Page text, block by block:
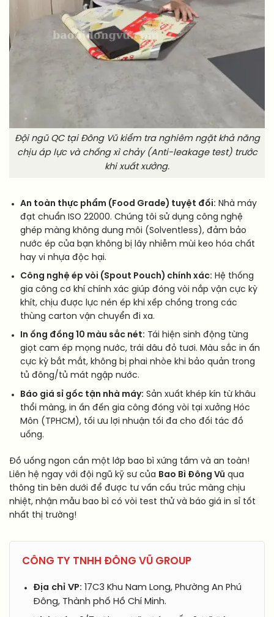
Đội ngũ QC tại Đông Vũ kiểm tra nghiêm ngặt khả năng
chịu áp lực và chống xì chảy (Anti-leakage test) trước
khi xuất xưởng.
An toàn thực phẩm (Food Grade) tuyệt đối: Nhà máy
đạt chuẩn ISO 22000. Chúng tôi sử dụng công nghệ
ghép màng không dung môi (Solventless), đảm bảo
nước ép của bạn không bị lây nhiễm mùi keo hóa chất
hay vi nhựa độc hại.
Công nghệ ép vòi (Spout Pouch) chính xác: Hệ thống
gia công cơ khí chính xác giúp đóng vòi nắp vặn cực kỳ
khít, chịu được lực nén ép khi xếp chồng trong các
thùng carton vận chuyển đi xa.
In ống đồng 10 màu sắc nét: Tái hiện sinh động từng
giọt cam ép mọng nước, trái dâu đỏ tươi. Màu sắc in ấn
cực kỳ bắt mắt, không bị phai nhòe khi bảo quản trong
tủ đông/tủ mát ngập nước.
Báo giá sỉ gốc tận nhà máy: Sản xuất khép kín từ khâu
thổi màng, in ấn đến gia công đóng vòi tại xưởng Hóc
Môn (TPHCM), tối ưu lợi nhuận tối đa cho đối tác đồ
uống.
Đồ uống ngon cần một lớp bao bì xứng tầm và an toàn!
Liên hệ ngay với đội ngũ kỹ sư của Bao Bì Đông Vũ qua
thông tin bên dưới để được tư vấn cấu trúc màng chịu
nhiệt, nhận mẫu bao bì có vòi test thử và báo giá in sỉ tốt
nhất thị trường!
CÔNG TY TNHH ĐÔNG VŨ GROUP
Địa chỉ VP: 17C3 Khu Nam Long, Phường An Phú
Đông, Thành phố Hồ Chí Minh.